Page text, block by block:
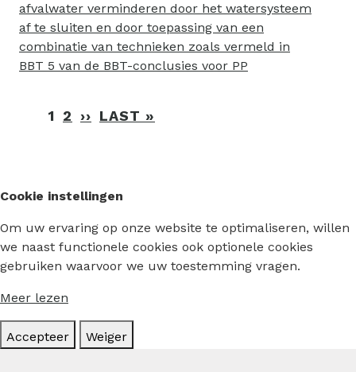
afvalwater verminderen door het watersysteem
af te sluiten en door toepassing van een
combinatie van technieken zoals vermeld in
BBT 5 van de BBT-conclusies voor PP
Paginering
1 2 ›› VOLGENDE
LAST »
Cookie instellingen
Om uw ervaring op onze website te optimaliseren, willen
we naast functionele cookies ook optionele cookies
gebruiken waarvoor we uw toestemming vragen.
Meer lezen
Accepteer Weiger